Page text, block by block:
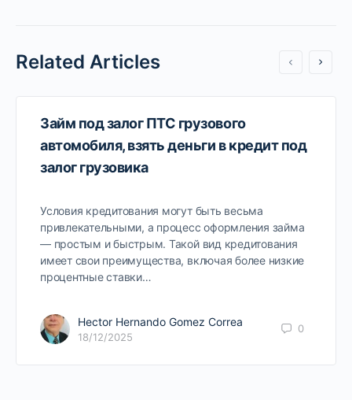
Related Articles
Займ под залог ПТС грузового
автомобиля, взять деньги в кредит под
залог грузовика
Условия кредитования могут быть весьма
привлекательными, а процесс оформления займа
— простым и быстрым. Такой вид кредитования
имеет свои преимущества, включая более низкие
процентные ставки…
Hector Hernando Gomez Correa
18/12/2025
0